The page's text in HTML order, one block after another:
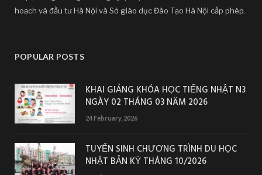
hoạch và đầu tư Hà Nội và Sở giáo dục Đào Tạo Hà Nội cấp phép.
POPULAR POSTS
KHAI GIẢNG KHÓA HỌC TIẾNG NHẬT N3
NGÀY 02 THÁNG 03 NĂM 2026
24 February, 2026
TUYỂN SINH CHƯƠNG TRÌNH DU HỌC
NHẬT BẢN KỲ THÁNG 10/2026